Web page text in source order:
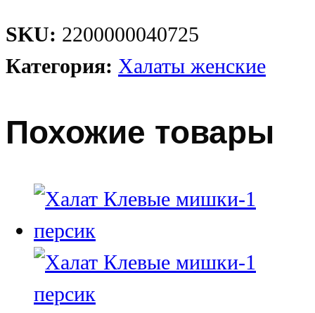
SKU: 2200000040725
Категория: Халаты женские
Похожие товары